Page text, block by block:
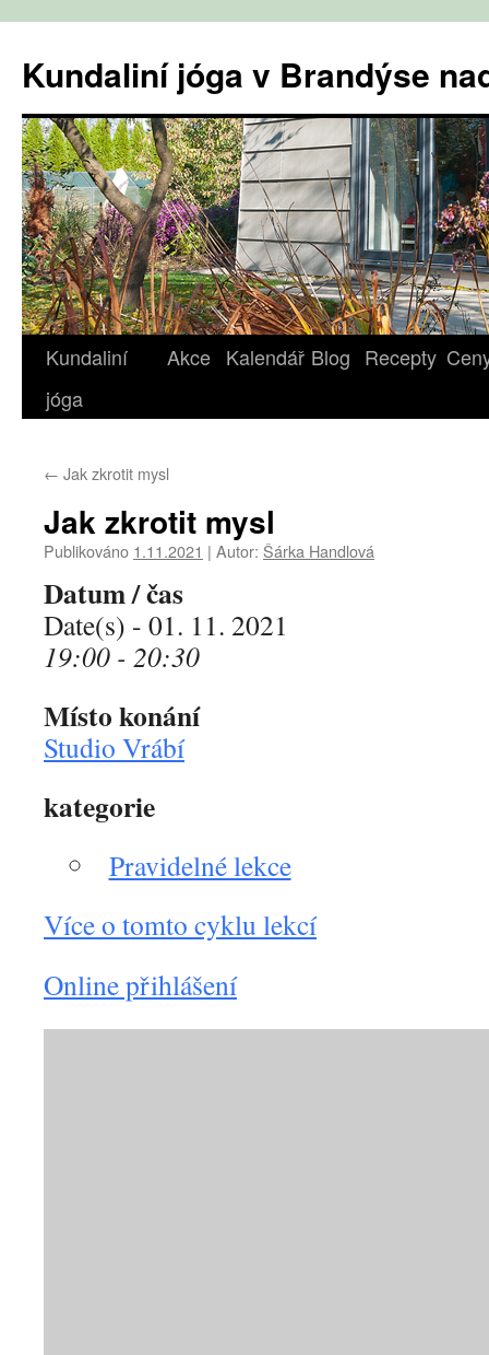
obsahu
webu
Kundaliní jóga v Brandýse
Kundaliní
jóga
Akce Kalendář Blog Recepty
← Jak zkrotit mysl
Jak zkrotit mysl
Publikováno 1.11.2021 | Autor: Šárka Handlová
Datum / čas
Date(s) - 01. 11. 2021
19:00 - 20:30
Místo konání
Studio Vrábí
kategorie
Pravidelné lekce
Více o tomto cyklu lekcí
Online přihlášení